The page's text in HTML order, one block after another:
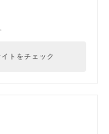
トをチェック